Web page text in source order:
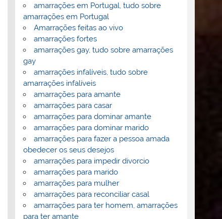
amarrações em Portugal, tudo sobre
amarrações em Portugal
Amarrações feitas ao vivo
amarrações fortes
amarrações gay, tudo sobre amarrações
gay
amarrações infalíveis, tudo sobre
amarrações infalíveis
amarrações para amante
amarrações para casar
amarrações para dominar amante
amarrações para dominar marido
amarrações para fazer a pessoa amada
obedecer os seus desejos
amarrações para impedir divorcio
amarrações para marido
amarrações para mulher
amarrações para reconciliar casal
amarrações para ter homem, amarrações
para ter amante